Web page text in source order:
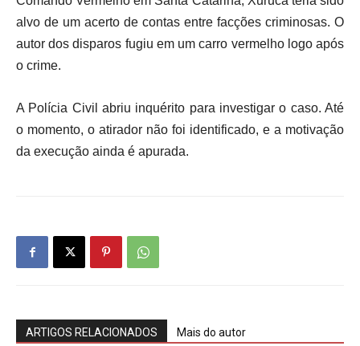
alvo de um acerto de contas entre facções criminosas. O
autor dos disparos fugiu em um carro vermelho logo após
o crime.
A Polícia Civil abriu inquérito para investigar o caso. Até
o momento, o atirador não foi identificado, e a motivação
da execução ainda é apurada.
ARTIGOS RELACIONADOS Mais do autor